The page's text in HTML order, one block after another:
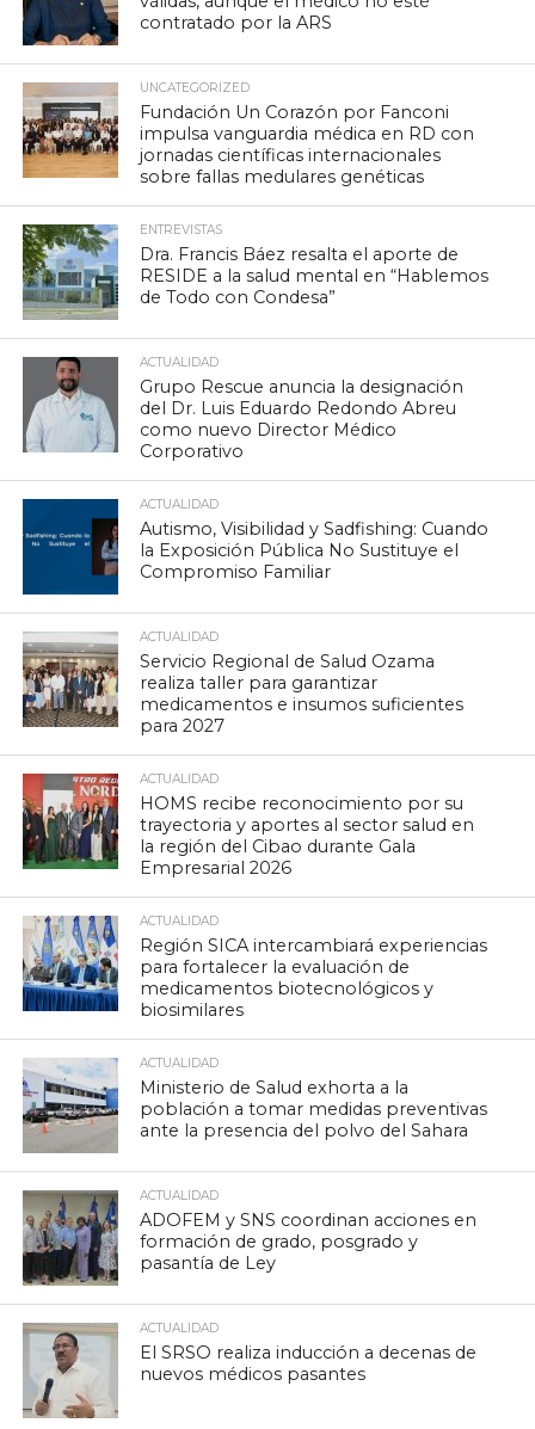
contratado por la ARS
UNCATEGORIZED
Fundación Un Corazón por Fanconi
impulsa vanguardia médica en RD con
jornadas científicas internacionales
sobre fallas medulares genéticas
ENTREVISTAS
Dra. Francis Báez resalta el aporte de
RESIDE a la salud mental en “Hablemos
de Todo con Condesa”
ACTUALIDAD
Grupo Rescue anuncia la designación
del Dr. Luis Eduardo Redondo Abreu
como nuevo Director Médico
Corporativo
ACTUALIDAD
Autismo, Visibilidad y Sadfishing: Cuando
la Exposición Pública No Sustituye el
Compromiso Familiar
ACTUALIDAD
Servicio Regional de Salud Ozama
realiza taller para garantizar
medicamentos e insumos suficientes
para 2027
ACTUALIDAD
HOMS recibe reconocimiento por su
trayectoria y aportes al sector salud en
la región del Cibao durante Gala
Empresarial 2026
ACTUALIDAD
Región SICA intercambiará experiencias
para fortalecer la evaluación de
medicamentos biotecnológicos y
biosimilares
ACTUALIDAD
Ministerio de Salud exhorta a la
población a tomar medidas preventivas
ante la presencia del polvo del Sahara
ACTUALIDAD
ADOFEM y SNS coordinan acciones en
formación de grado, posgrado y
pasantía de Ley
ACTUALIDAD
El SRSO realiza inducción a decenas de
nuevos médicos pasantes